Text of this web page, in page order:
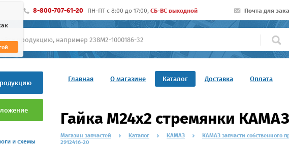
8-800-707-61-20 ПН-ПТ c 8:00 до 17:00, СБ-ВС выходной Почта для
Главная О магазине Каталог Доставка Оплата
и схемы
Гайка М24х2 стремянки
Магазин запчастей Каталог КАМАЗ КАМАЗ запчасти собственного
2912416-20